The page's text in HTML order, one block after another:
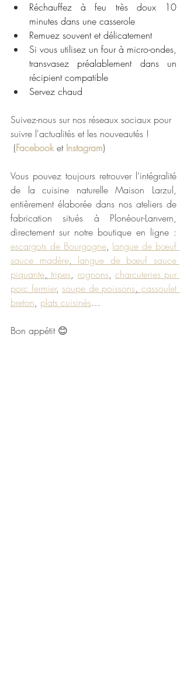
Réchauffez à feu très doux 10
minutes dans une casserole
Remuez souvent et délicatement
Si vous utilisez un four à micro-ondes,
transvasez préalablement dans un
récipient compatible
Servez chaud
Suivez-nous sur nos réseaux sociaux pour
suivre l'actualités et les nouveautés !
(Facebook et Instagram)
Vous pouvez toujours retrouver l’intégralité
de la cuisine naturelle Maison Larzul,
entièrement élaborée dans nos ateliers de
fabrication situés à Plonéour-Lanvern,
escargots de Bourgogne, langue de bœuf
sauce madère, langue de bœuf sauce
piquante, tripes, rognons, charcuteries pur
porc fermier, soupe de poissons, cassoulet
breton, plats cuisinés…
Bon appétit 😊